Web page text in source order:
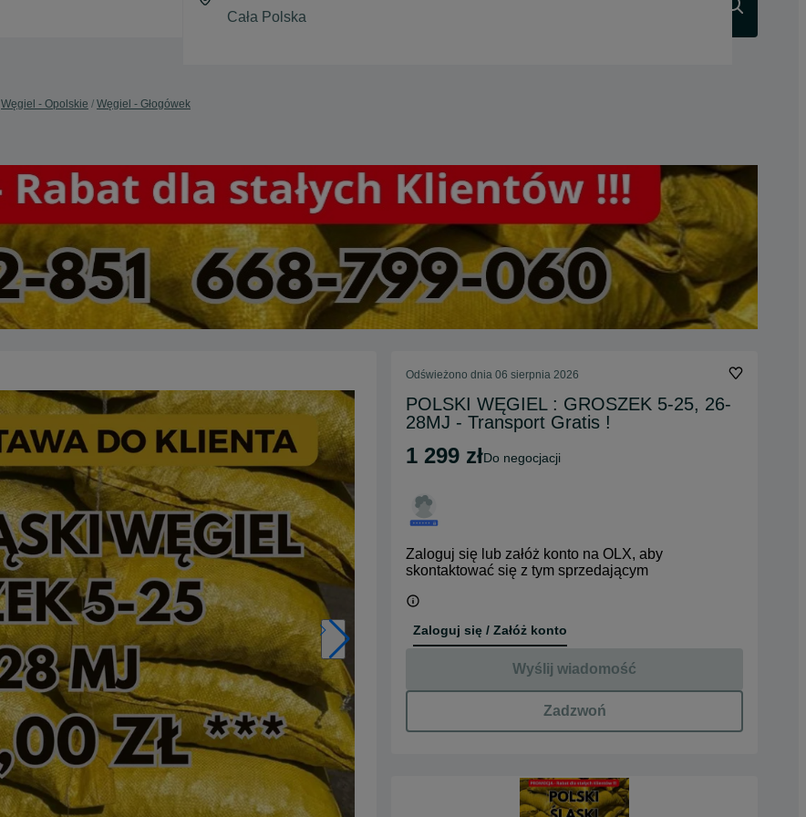
Węgiel - Opolskie Węgiel - Głogówek
Odświeżono dnia 06 sierpnia 2026
POLSKI WĘGIEL : GROSZEK 5-25, 26-
28MJ - Transport Gratis !
1 299 zł do negocjacji
Zaloguj się lub załóż konto na OLX, aby
skontaktować się z tym sprzedającym
Zaloguj się / Załóż konto
Wyślij wiadomość
Zadzwoń